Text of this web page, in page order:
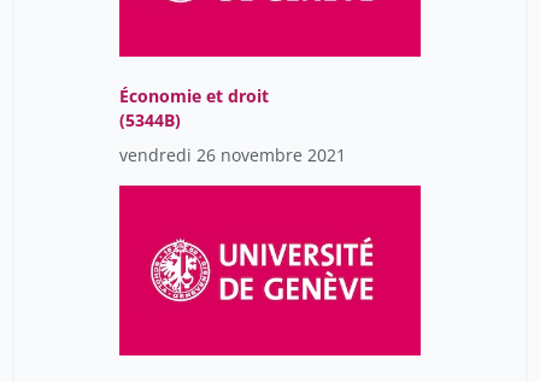
Économie et droit
(5344B)
vendredi 26 novembre 2021